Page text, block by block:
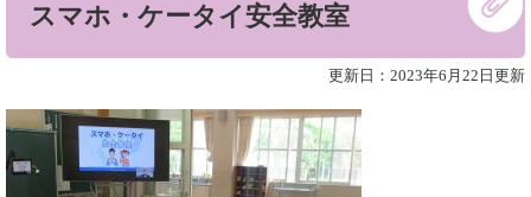
スマホ・ケータイ安全教室
更新日：2023年6月22日更新